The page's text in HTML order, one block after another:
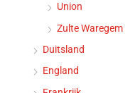
Union
Zulte Waregem
Duitsland
England